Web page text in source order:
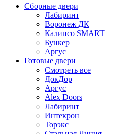
Сборные двери
Лабиринт
Воронеж ДК
Калипсо SMART
Бункер
Аргус
Готовые двери
Смотреть все
ДокДор
Аргус
Alex Doors
Лабиринт
Интекрон
Торэкс